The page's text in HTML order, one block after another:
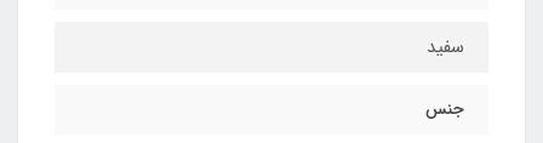
سفید
جنس